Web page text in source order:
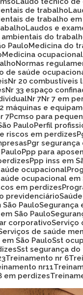
de trabalho
de trabalho em
Laudos e
do
Paulo
Medicina do
Medicina ocupacional
Normas
de saúde
Nr 20
Nr 33 espaço
Nr 7 Nr 7 em
máquinas e
7 Pcmso para
Paulo
Perfil
riscos em perdizes
Pgr
Ppp para
Ppp inss em
ocupacional
ocupacional em
em perdizes
previdenciário
São Paulo
São Paulo
corporativo
Serviços de saúde
em São Paulo Sst
Sst segurança
Treinamento nr 6
nr11
em perdizes